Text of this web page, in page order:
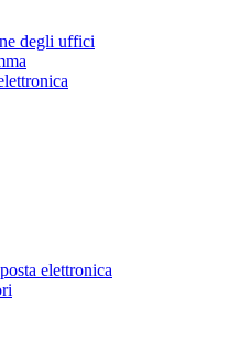
degli uffici
elettronica